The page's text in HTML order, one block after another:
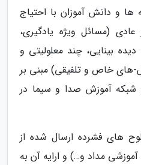
ها و دانش آموزان با احتیاج
(مسائل ویژه یادگیری،
بینایی، چند معلولیتی و
های خاص و تلفیقی) مبنی بر
شبکه آموزش صدا و سیما در
های فشرده ارسال شده از
مداد و…) و ارایه آن به